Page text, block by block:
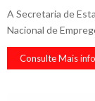
A Secretaria de
Nacional de
Consulte Mais